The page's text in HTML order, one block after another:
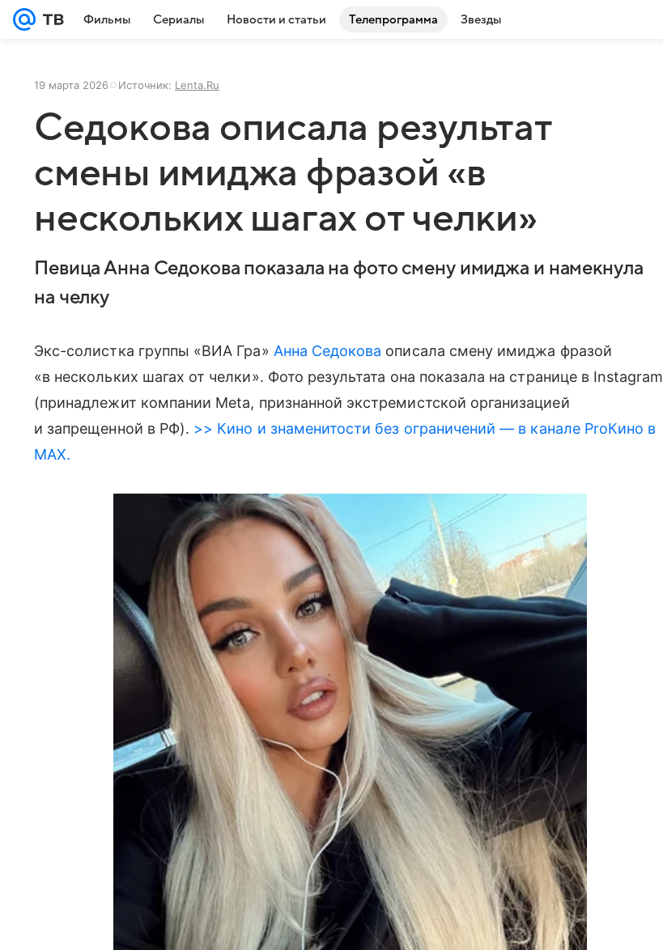
Фильмы Сериалы Новости и статьи Телепрограмма Звезды
19 марта 2026 Источник: Lenta.Ru
Седокова описала результат
смены имиджа фразой «в
нескольких шагах от челки»
Певица Анна Седокова показала на фото смену имиджа и намекнула
на челку
Экс-солистка группы «ВИА Гра» Анна Седокова описала смену имиджа фразой
«в нескольких шагах от челки». Фото результата она показала на странице в Instagram
(принадлежит компании Meta, признанной экстремистской организацией
и запрещенной в РФ). >> Кино и знаменитости без ограничений — в канале ProКино в
MAX.